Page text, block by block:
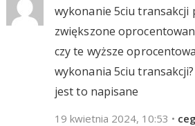
wykonanie 5ciu transakcji
zwiększone
czy te wyższe
wykonania 5ciu
jest to napisane
19 kwietnia 2024, 10:53 •